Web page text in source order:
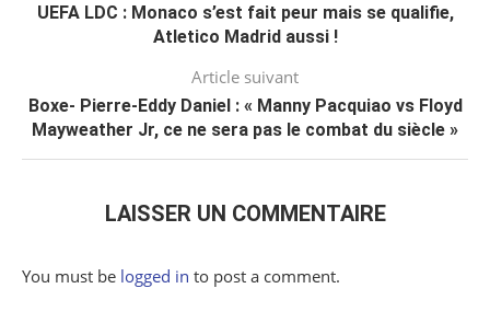
UEFA LDC : Monaco s’est fait peur mais se qualifie,
Atletico Madrid aussi !
Article suivant
Boxe- Pierre-Eddy Daniel : « Manny Pacquiao vs Floyd
Mayweather Jr, ce ne sera pas le combat du siècle »
LAISSER UN COMMENTAIRE
You must be logged in to post a comment.